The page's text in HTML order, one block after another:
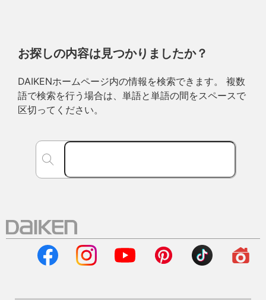
お探しの内容は見つかりましたか？
DAIKENホームページ内の情報を検索できます。 複数
語で検索を行う場合は、単語と単語の間をスペースで
区切ってください。